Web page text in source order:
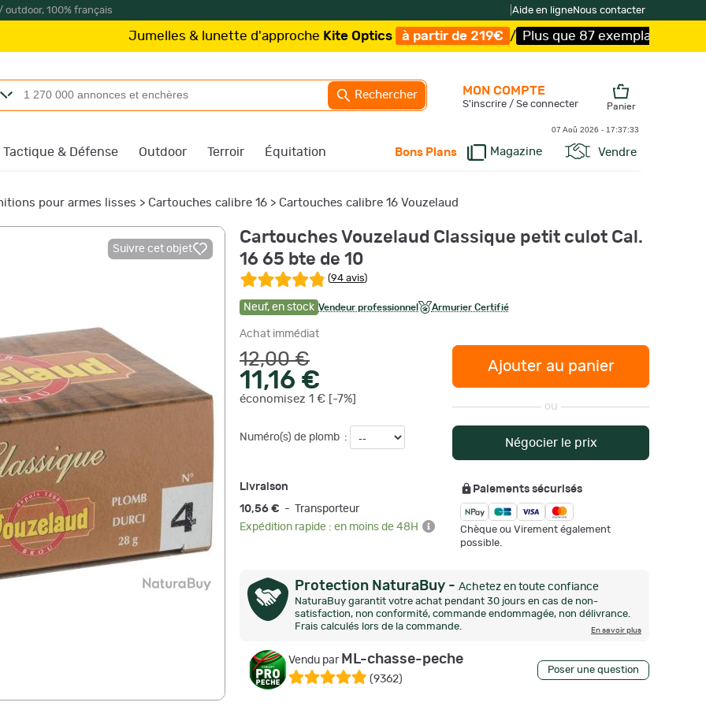
100% français Aide en ligneNous contacter
Jumelles & lunette d'approcheKite Optics à partir de 219€ / Plus que 87 exemplaires ! /Livraison offerte
Rechercher
Tactique & Défense Outdoor Terroir Équitation Bons Plans Magazine Vendre
MON COMPTE
S'inscrire / Se connecter Panier
07 Aoû 2026 - 17:37:34
pour armes lisses > Cartouches calibre 16 > Cartouches calibre 16 Vouzelaud
Suivre cet objet
Cartouches Vouzelaud Classique petit culot Cal.
16 65 bte de 10
(94 avis)
Neuf, en stock Vendeur professionnel Armurier Certifié
Achat immédiat
12,00 €
11,16 €
économisez 1 € [-7%]
Numéro(s) de plomb :
Ajouter au panier
ou
Négocier le prix
Livraison
10,56 € - Transporteur
Expédition rapide : en moins de 48H
Paiements sécurisés
Chèque ou Virement également
possible.
Protection NaturaBuy - Achetez en toute confiance
NaturaBuy garantit votre achat pendant 30 jours en cas de non-
satisfaction, non conformité, commande endommagée, non délivrance.
Frais calculés lors de la commande.
En savoir plus
Vendu par ML-chasse-peche
(9362)
Poser une question